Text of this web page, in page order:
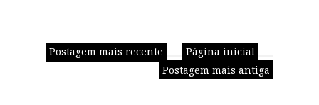
Postagem mais recente
Postagem mais antiga
Página inicial